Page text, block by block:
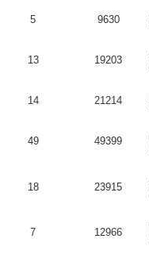
5 9630
13 19203
14 21214
49 49399
18 23915
7 12966